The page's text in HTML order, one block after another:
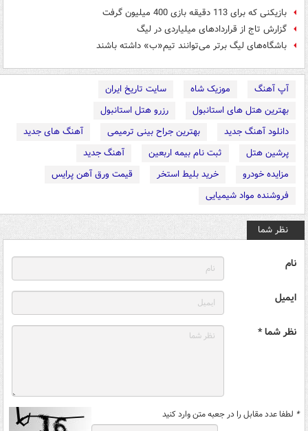
بازیکنی که برای 113 دقیقه بازی 400 میلیون گرفت
گزارش تاج از قراردادهای میلیاردی در لیگ
باشگاه‌های لیگ برتر می‌توانند تیم‌«ب» داشته باشند
آپ آهنگ موزیک شاه
سایت تاریخ ایران
بهترین هتل های استانبول
رزرو هتل استانبول
دانلود آهنگ جدید
بهترین جراح بینی ترمیمی
آهنگ های جدید
پرشین هتل
ثبت نام بیمه اربعین
آهنگ جدید
مزایده خودرو
خرید بلیط استخر
قیمت ورق آهن پرایس
فروشنده مواد شیمیایی
نظر شما
نام
ایمیل
نظر شما *
* لطفا عدد مقابل را در جعبه متن وارد کنید